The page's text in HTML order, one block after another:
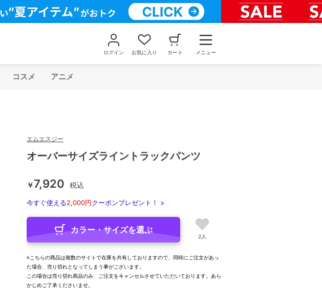
ログイン お気に入り カート メニュー
コスメ アニメ
エムエスジー
オーバーサイズライントラックパンツ
￥7,920 税込
今すぐ使える2,000円クーポンプレゼント！ >
カラー・サイズを選ぶ
2人
※こちらの商品は複数のサイトで在庫を共有しておりますので、同時にご注文があっ
た場合、売り切れとなってしまう事がございます。
この場合は売り切れ商品のみ、ご注文をキャンセルさせていただいております。あら
かじめご了承くださいませ。